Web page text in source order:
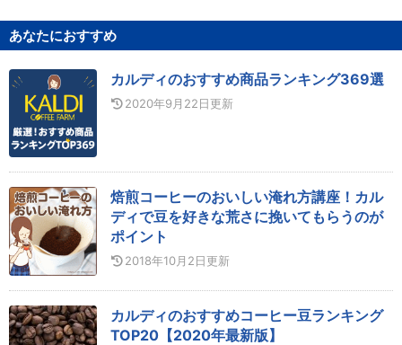
あなたにおすすめ
カルディのおすすめ商品ランキング369選
2020年9月22日更新
焙煎コーヒーのおいしい淹れ方講座！カル
ディで豆を好きな荒さに挽いてもらうのが
ポイント
2018年10月2日更新
カルディのおすすめコーヒー豆ランキング
TOP20【2020年最新版】